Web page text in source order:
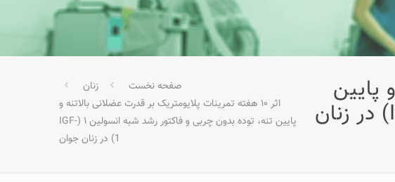
پایین
تنه، توده بدون چربی و فاکتور رشد شبه انسولین ۱ (IGF-1) در زنان
صفحه نخست
زنان
اثر ۱۰ هفته تمرینات پلایومتریک بر قدرت عضلانی بالاتنه و
پایین تنه، توده بدون چربی و فاکتور رشد شبه انسولین ۱ (IGF-
1) در زنان جوان